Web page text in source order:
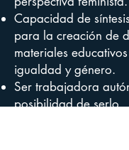
Capacidad de
para la creación de
materiales
igualdad y género.
Ser trabajadora
posibilidad de serlo.